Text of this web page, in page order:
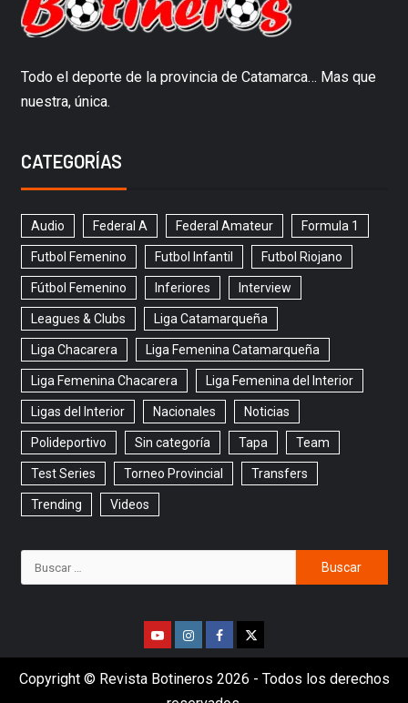
Todo el deporte de la provincia de Catamarca… Mas que
nuestra, única.
CATEGORÍAS
Audio Federal A Federal Amateur Formula 1
Futbol Femenino Futbol Infantil Futbol Riojano
Fútbol Femenino Inferiores Interview
Leagues & Clubs Liga Catamarqueña
Liga Chacarera Liga Femenina Catamarqueña
Liga Femenina Chacarera Liga Femenina del Interior
Ligas del Interior Nacionales Noticias
Polideportivo Sin categoría Tapa Team
Test Series Torneo Provincial Transfers
Trending Videos
Copyright © Revista Botineros 2026 - Todos los derechos